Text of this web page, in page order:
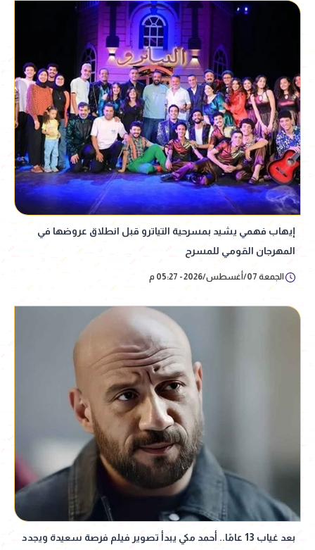
إيهاب فهمي يشيد بمسرحية التياترو قبل انطلاق عروضها في
المهرجان القومي للمسرح
الجمعة 07/أغسطس/2026 - 05:27 م
بعد غياب 13 عامًا.. أحمد مكي يبدأ تصوير فيلم فرصة سعيدة ويجدد